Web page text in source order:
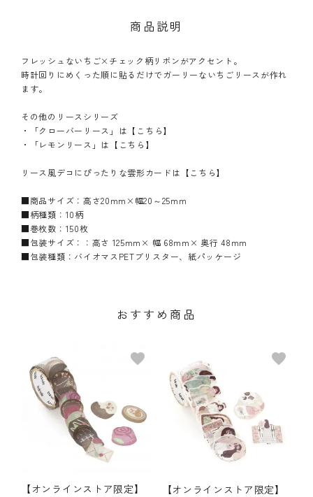
商品説明
フレッシュないちご×チェック柄リボンがアクセント。
時計回りにめくった順に貼るだけでガーリーないちごリースが作れ
ます。
その他のリースシリーズ
・「クローバーリース」は 【こちら】
・「レモンリース」は 【こちら】
リース風デコにぴったりな雲形カードは 【こちら】
■商品サイズ：高さ20mm×幅20～25mm
■柄種類：10柄
■巻枚数：150枚
■包装サイズ：：高さ 125mm× 幅 68mm× 奥行 48mm
■包装種類：バイオマスPETブリスター、紙パッケージ
おすすめ商品
【オンラインストア限定】
favorite
【オンラインストア限定】
favorite